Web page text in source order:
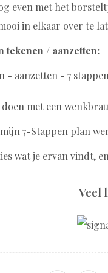
even met het
in elkaar over te
tekenen / aanzetten:
met een
7-Stappen plan
wat je ervan vindt,
Veel